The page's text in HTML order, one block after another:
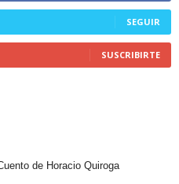
SEGUIR
SUSCRIBIRTE
de Horacio Quiroga